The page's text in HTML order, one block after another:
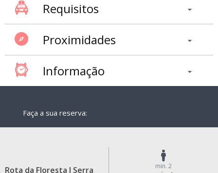
Requisitos
Proximidades
Informação
Faça a sua reserva:
Rota da Floresta I Serra
min. 2